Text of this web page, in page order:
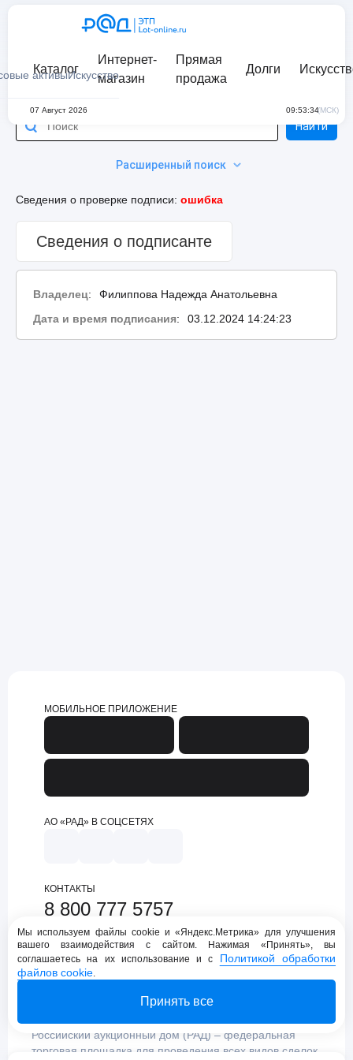
активыИскусство
Каталог
Интернет-
магазин
Прямая
продажа
Долги
07 Август 2026 09:53:34(МСК)
Расширенный поиск
Найти
Сведения о проверке подписи: ошибка
Сведения о подписанте
Владелец:
Филиппова Надежда Анатольевна
Дата и время подписания: 03.12.2024 14:24:23
МОБИЛЬНОЕ ПРИЛОЖЕНИЕ
АО «РАД» В СОЦСЕТЯХ
КОНТАКТЫ
8 800 777 5757
support@lot-online.ru
Техническая поддержка
Российский аукционный дом (РАД) – федеральная
торговая площадка для проведения всех видов сделок
Мы используем файлы cookie и «Яндекс.Метрика» для улучшения
вашего взаимодействия с сайтом. Нажимая «Принять», вы
соглашаетесь на их использование и с Политикой обработки
файлов cookie.
Принять все